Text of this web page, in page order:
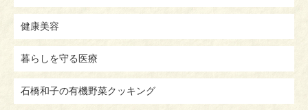
健康美容
暮らしを守る医療
石橋和子の有機野菜クッキング